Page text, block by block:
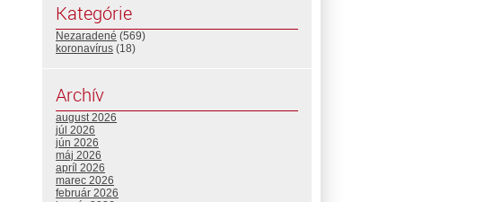
Kategórie
Nezaradené (569)
koronavírus (18)
Archív
august 2026
júl 2026
jún 2026
máj 2026
apríl 2026
marec 2026
február 2026